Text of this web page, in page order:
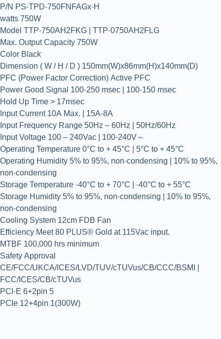
P/N PS-TPD-750FNFAGx-H
watts 750W
Model TTP-750AH2FKG | TTP-0750AH2FLG
Max. Output Capacity 750W
Color Black
Dimension ( W / H / D ) 150mm(W)x86mm(H)x140mm(D)
PFC (Power Factor Correction) Active PFC
Power Good Signal 100-250 msec | 100-150 msec
Hold Up Time > 17msec
Input Current 10A Max. | 15A-8A
Input Frequency Range 50Hz – 60Hz | 50Hz/60Hz
Input Voltage 100 – 240Vac | 100-240V～
Operating Temperature 0°C to + 45°C | 5°C to + 45°C
Operating Humidity 5% to 95%, non-condensing | 10% to 95%,
non-condensing
Storage Temperature -40°C to + 70°C | -40°C to + 55°C
Storage Humidity 5% to 95%, non-condensing | 10% to 95%,
non-condensing
Cooling System 12cm FDB Fan
Efficiency Meet 80 PLUS® Gold at 115Vac input.
MTBF 100,000 hrs minimum
Safety Approval
CE/FCC/UKCA/ICES/LVD/TUV/cTUVus/CB/CCC/BSMI |
FCC/ICES/CB/cTUVus
PCI-E 6+2pin 5
PCIe 12+4pin 1(300W)